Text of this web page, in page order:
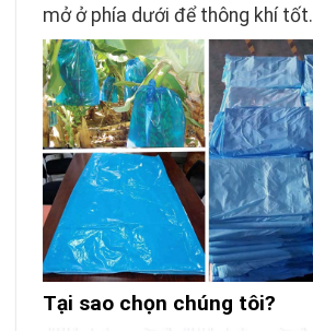
mở ở phía dưới để thông khí tốt.
Tại sao chọn chúng tôi?